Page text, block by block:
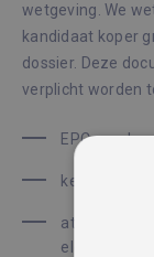
wetgeving. We
kandidaat koper
dossier. Deze
verplicht worden
EPC
attest van